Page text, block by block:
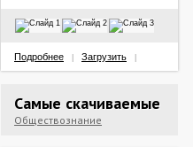
Подробнее Загрузить
Самые скачиваемые
Обществознание